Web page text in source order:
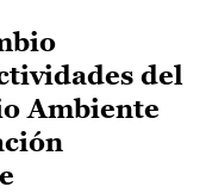
del
Ambiente